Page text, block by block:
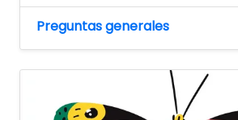
Preguntas generales